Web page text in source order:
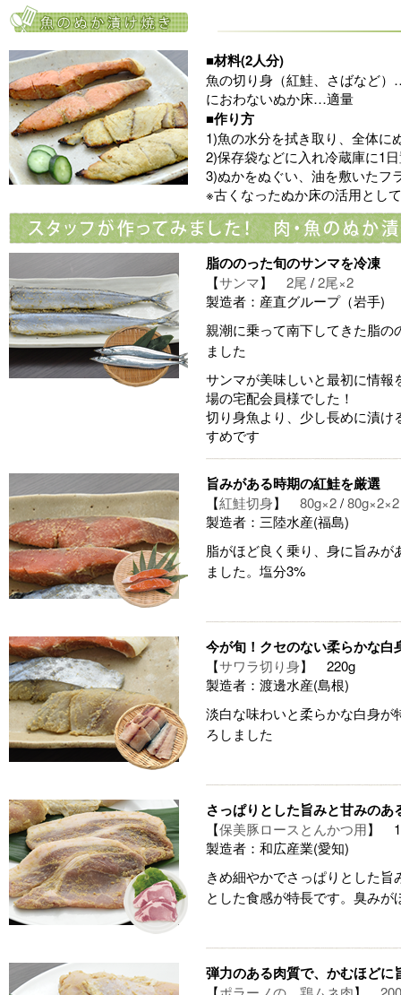
■材料(2人分)
魚の切り身（紅鮭、さばなど
におわないぬか床…適量
■作り方
1)魚の水分を拭き取り、全体に
2)保存袋などに入れ冷蔵庫に1
3)ぬかをぬぐい、油を敷いたフ
※古くなったぬか床の活用とし
脂ののった旬のサンマを冷凍
【サンマ】 2尾 /2尾×2
製造者：産直グループ（岩手)
親潮に乗って南下してきた脂
ました
サンマが美味しいと最初に情
場の宅配会員様でした！
切り身魚より、少し長めに漬
すめです
旨みがある時期の紅鮭を厳選
【紅鮭切身】 80g×2/80g×2×2
製造者：三陸水産(福島)
脂がほど良く乗り、身に旨み
ました。塩分3%
今が旬！クセのない柔らかな白
【サワラ切り身】 220g
製造者：渡邊水産(島根)
淡白な味わいと柔らかな白身
ろしました
さっぱりとした旨みと甘みのあ
【保美豚ロースとんかつ用】
製造者：和広産業(愛知)
きめ細やかでさっぱりとした
とした食感が特長です。臭みが
弾力のある肉質で、かむほどに